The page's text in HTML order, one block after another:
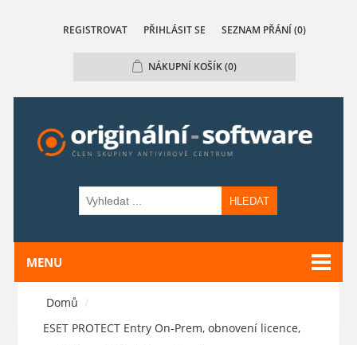
REGISTROVAT PŘIHLÁSIT SE SEZNAM PŘÁNÍ (0)
NÁKUPNÍ KOŠÍK(0)
HLEDAT
MENU
Domů /
ESET PROTECT Entry On-Prem, obnovení licence,